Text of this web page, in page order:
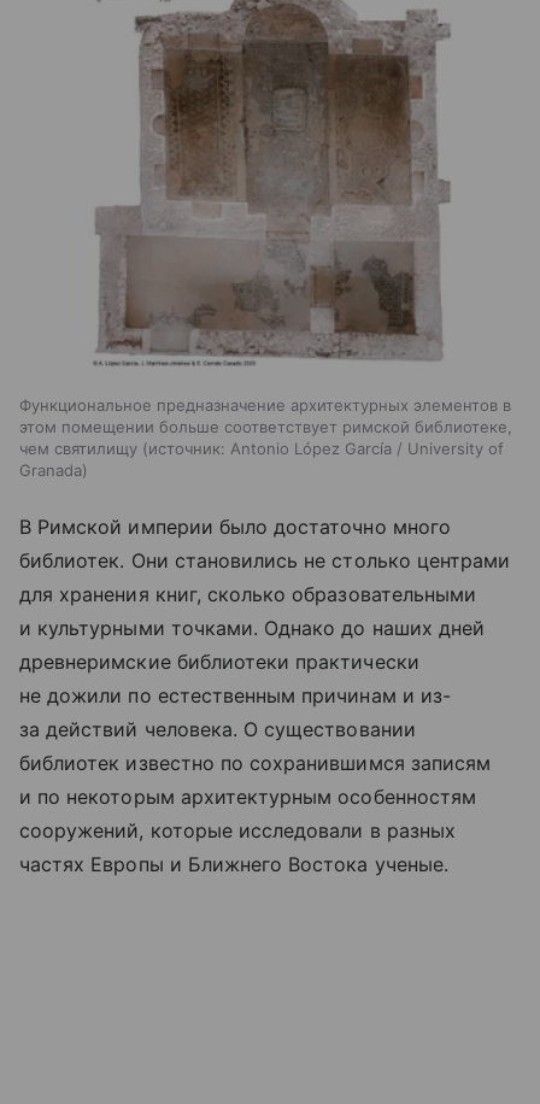
Функциональное предназначение архитектурных элементов в
этом помещении больше соответствует римской библиотеке,
чем святилищу
источник: Antonio López García / University of
Granada
В Римской империи было достаточно много
библиотек. Они становились не столько центрами
для хранения книг, сколько образовательными
и культурными точками. Однако до наших дней
древнеримские библиотеки практически
не дожили по естественным причинам и из-
за действий человека. О существовании
библиотек известно по сохранившимся записям
и по некоторым архитектурным особенностям
сооружений, которые исследовали в разных
частях Европы и Ближнего Востока ученые.